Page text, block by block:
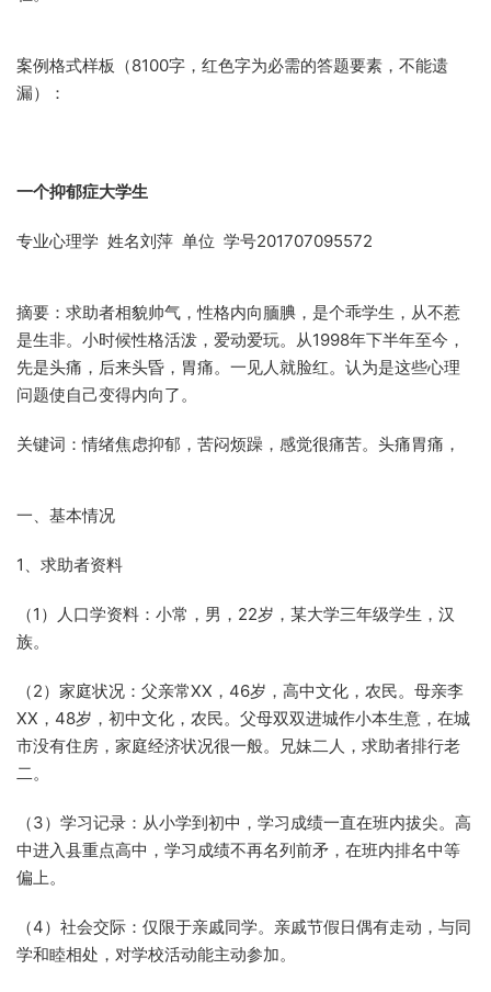
案例格式样板（8100字，红色字为必需的答题要素，不能遗
漏）：
一个抑郁症大学生
专业心理学 姓名刘萍 单位 学号201707095572
摘要：求助者相貌帅气，性格内向腼腆，是个乖学生，从不惹
是生非。小时候性格活泼，爱动爱玩。从1998年下半年至今，
先是头痛，后来头昏，胃痛。一见人就脸红。认为是这些心理
问题使自己变得内向了。
关键词：情绪焦虑抑郁，苦闷烦躁，感觉很痛苦。头痛胃痛，
一、基本情况
1、求助者资料
（1）人口学资料：小常，男，22岁，某大学三年级学生，汉
族。
（2）家庭状况：父亲常XX，46岁，高中文化，农民。母亲李
XX，48岁，初中文化，农民。父母双双进城作小本生意，在城
市没有住房，家庭经济状况很一般。兄妹二人，求助者排行老
二。
（3）学习记录：从小学到初中，学习成绩一直在班内拔尖。高
中进入县重点高中，学习成绩不再名列前矛，在班内排名中等
偏上。
（4）社会交际：仅限于亲戚同学。亲戚节假日偶有走动，与同
学和睦相处，对学校活动能主动参加。